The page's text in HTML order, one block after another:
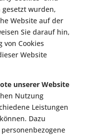
wurden,
Website auf der
Sie darauf hin,
von Cookies
Website
unserer Website
Nutzung
Leistungen
Dazu